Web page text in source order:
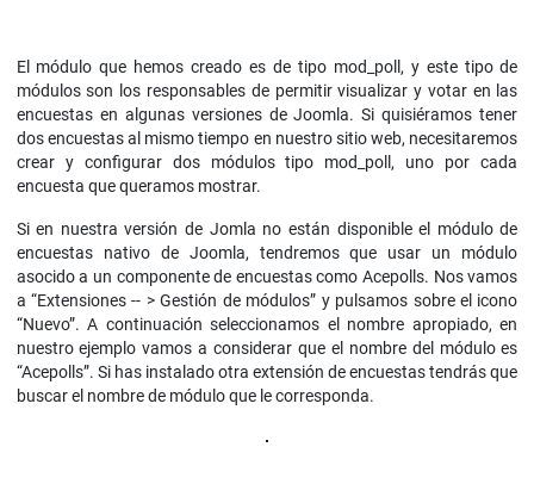
El módulo que hemos creado es de tipo mod_poll, y este tipo de
módulos son los responsables de permitir visualizar y votar en las
encuestas en algunas versiones de Joomla. Si quisiéramos tener
dos encuestas al mismo tiempo en nuestro sitio web, necesitaremos
crear y configurar dos módulos tipo mod_poll, uno por cada
encuesta que queramos mostrar.
Si en nuestra versión de Jomla no están disponible el módulo de
encuestas nativo de Joomla, tendremos que usar un módulo
asocido a un componente de encuestas como Acepolls. Nos vamos
a “Extensiones -- > Gestión de módulos” y pulsamos sobre el icono
“Nuevo”. A continuación seleccionamos el nombre apropiado, en
nuestro ejemplo vamos a considerar que el nombre del módulo es
“Acepolls”. Si has instalado otra extensión de encuestas tendrás que
buscar el nombre de módulo que le corresponda.